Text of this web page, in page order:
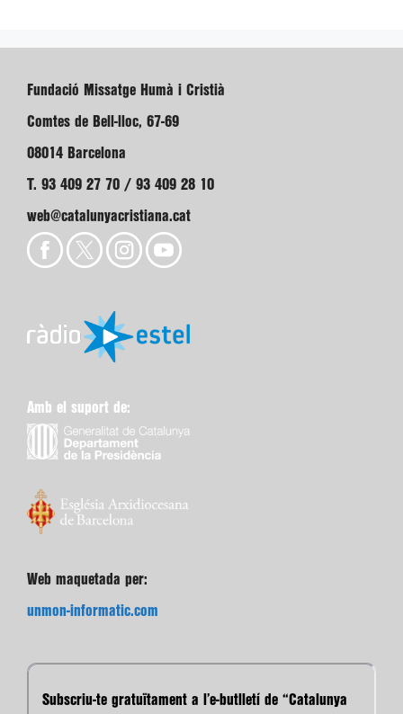
Fundació Missatge Humà i Cristià
Comtes de Bell-lloc, 67-69
08014 Barcelona
T. 93 409 27 70 / 93 409 28 10
web@catalunyacristiana.cat
Amb el suport de:
Web maquetada per:
unmon-informatic.com
Subscriu-te gratuïtament a l’e-butlletí de “Catalunya